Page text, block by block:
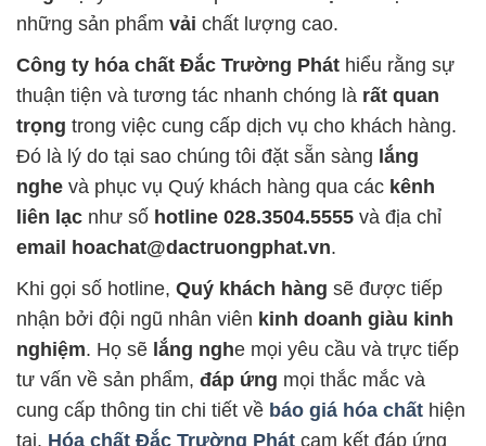
những sản phẩm vải chất lượng cao.
Công ty hóa chất Đắc Trường Phát hiểu rằng sự
thuận tiện và tương tác nhanh chóng là rất quan
trọng trong việc cung cấp dịch vụ cho khách hàng.
Đó là lý do tại sao chúng tôi đặt sẵn sàng lắng
nghe và phục vụ Quý khách hàng qua các kênh
liên lạc như số hotline 028.3504.5555 và địa chỉ
email hoachat@dactruongphat.vn.
Khi gọi số hotline, Quý khách hàng sẽ được tiếp
nhận bởi đội ngũ nhân viên kinh doanh giàu kinh
nghiệm. Họ sẽ lắng nghe mọi yêu cầu và trực tiếp
tư vấn về sản phẩm, đáp ứng mọi thắc mắc và
cung cấp thông tin chi tiết về báo giá hóa chất hiện
tại. Hóa chất Đắc Trường Phát cam kết đáp ứng